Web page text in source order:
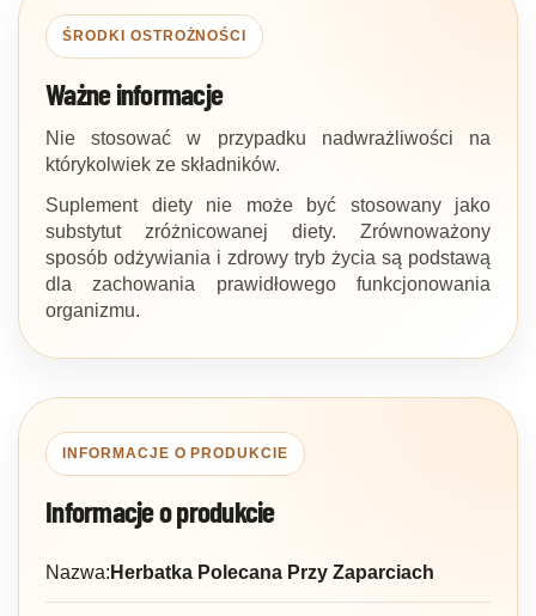
ŚRODKI OSTROŻNOŚCI
Ważne informacje
Nie stosować w przypadku nadwrażliwości na
którykolwiek ze składników.
Suplement diety nie może być stosowany jako
substytut zróżnicowanej diety. Zrównoważony
sposób odżywiania i zdrowy tryb życia są podstawą
dla zachowania prawidłowego funkcjonowania
organizmu.
INFORMACJE O PRODUKCIE
Informacje o produkcie
Nazwa: Herbatka Polecana Przy Zaparciach